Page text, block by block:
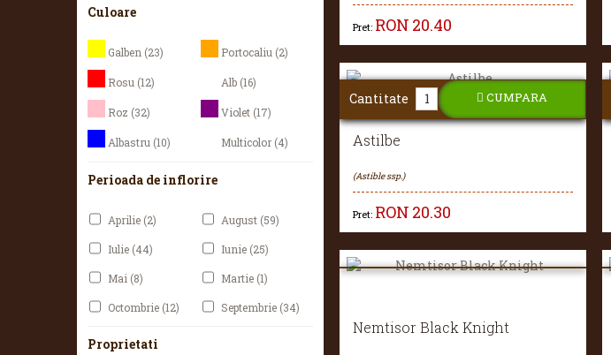
Culoare
Galben (23) Portocaliu(2)
Rosu (12) Alb(16)
Roz (32) Violet(17)
Albastru (10) Multicolor(4)
Perioada de inflorire
Aprilie (2) August(59)
Iulie (44) Iunie(25)
Mai (8) Martie(1)
Octombrie (12) Septembrie(34)
Proprietati
Pret: RON 20.40
Astilbe
(Astible ssp.)
Pret: RON 20.30
Cantitate CUMPARA
Nemtisor Black Knight